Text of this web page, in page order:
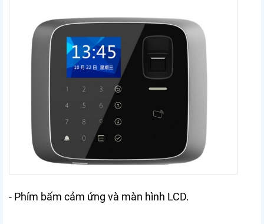
- Phím bấm cảm ứng và màn hình LCD.